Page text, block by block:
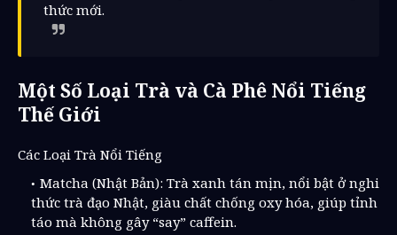
thức mới.
Một Số Loại Trà và Cà Phê Nổi Tiếng
Thế Giới
Các Loại Trà Nổi Tiếng
Matcha (Nhật Bản): Trà xanh tán mịn, nổi bật ở nghi
thức trà đạo Nhật, giàu chất chống oxy hóa, giúp tỉnh
táo mà không gây “say” caffein.